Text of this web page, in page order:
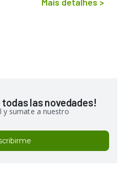
todas las novedades!
y sumate a nuestro